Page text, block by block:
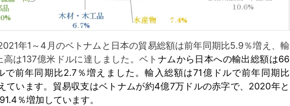
年1～4月のベトナムと日本の貿易総額は前年同期比5.9％増え、輸
高は137億米ドルに達しました。ベト ナムから日本への輸出総額は66
で前年同期比2.7％増えました。輸入総額は71億ドルで前年同期比
ています。貿易収支はベトナムが約4億7万ドルの赤字で、2020年と
％増加しています。